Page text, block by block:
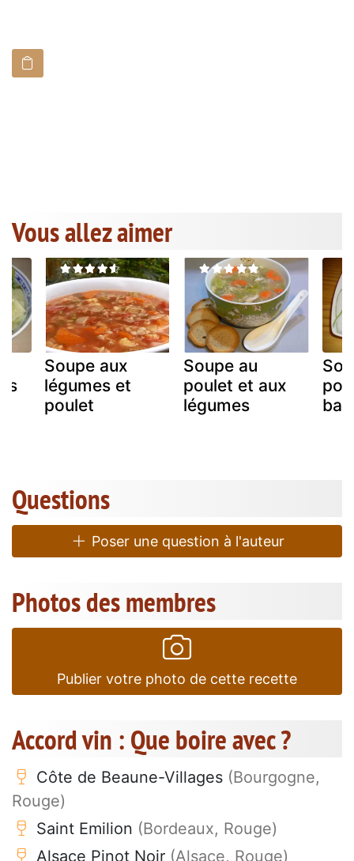
Vous allez aimer
Soupe aux
légumes et
poulet
Soupe au
poulet et aux
légumes
Questions
Poser une question à l'auteur
Photos des membres
Publier votre photo de cette recette
Accord vin : Que boire avec ?
Côte de Beaune-Villages (Bourgogne,
Rouge)
Saint Emilion (Bordeaux, Rouge)
Alsace Pinot Noir (Alsace, Rouge)